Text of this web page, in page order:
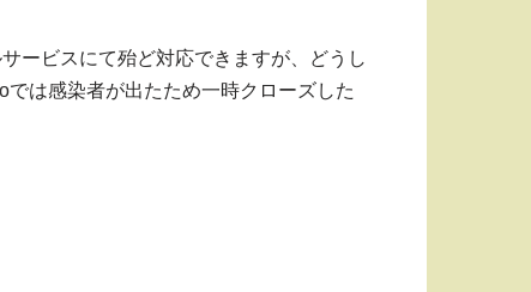
ービスにて殆ど対応できますが、どうし
は感染者が出たため一時クローズした